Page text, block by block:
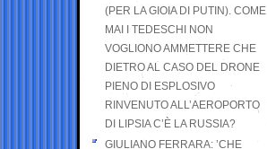
(PER LA GIOIA DI PUTIN). COME
MAI I TEDESCHI NON
VOGLIONO AMMETTERE CHE
DIETRO AL CASO DEL DRONE
PIENO DI ESPLOSIVO
RINVENUTO ALL’AEROPORTO
DI LIPSIA C’È LA RUSSIA?
GIULIANO FERRARA: ’CHE